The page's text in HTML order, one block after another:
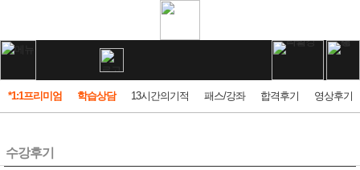
*1:1프리미엄 학습상담 13시간의기적 패스/강좌 합격후기 영상후기
수강후기